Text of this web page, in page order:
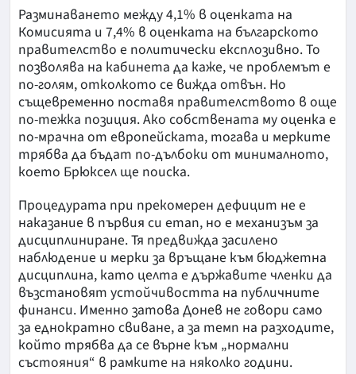
Разминаването между 4,1% в оценката на
Комисията и 7,4% в оценката на българското
правителство е политически експлозивно. То
позволява на кабинета да каже, че проблемът е
по-голям, отколкото се вижда отвън. Но
същевременно поставя правителството в още
по-тежка позиция. Ако собствената му оценка е
по-мрачна от европейската, тогава и мерките
трябва да бъдат по-дълбоки от минималното,
което Брюксел ще поиска.
Процедурата при прекомерен дефицит не е
наказание в първия си етап, но е механизъм за
дисциплиниране. Тя предвижда засилено
наблюдение и мерки за връщане към бюджетна
дисциплина, като целта е държавите членки да
възстановят устойчивостта на публичните
финанси. Именно затова Донев не говори само
за еднократно свиване, а за темп на разходите,
който трябва да се върне към „нормални
състояния“ в рамките на няколко години.